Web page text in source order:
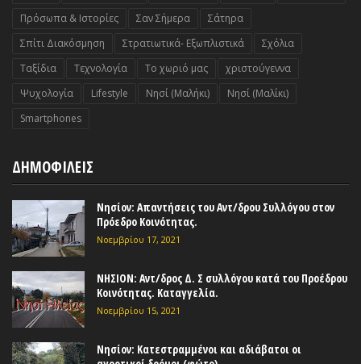
Πρόσωπα & Ιστορίες
Σαν Σήμερα
Σάτηρα
Σπίτι Διακόσμηση
Στρατιωτικά- Εξωπλιστικά
Σχόλια
Ταξίδια
Τεχνολογία Το χωριό μας
χριστούγεννα
Ψυχολογία
Lifestyle Nησί (Μαλήκι)
Nησί (Μαλίκι)
Smartphones
ΔΗΜΟΦΙΛΕΙΣ
Νησίον: Απαντήσεις του Αντ/δρου Συλλόγου στον
Πρόεδρο Κοινότητας.
Νοεμβρίου 17, 2021
ΝΗΣΙΟΝ: Αντ/δρος Δ. Σ συλλόγου κατά του Προέδρου
Κοινότητας. Καταγγελία.
Νοεμβρίου 15, 2021
Νησίον: Κατεστραμμένοι και αδιάβατοι οι